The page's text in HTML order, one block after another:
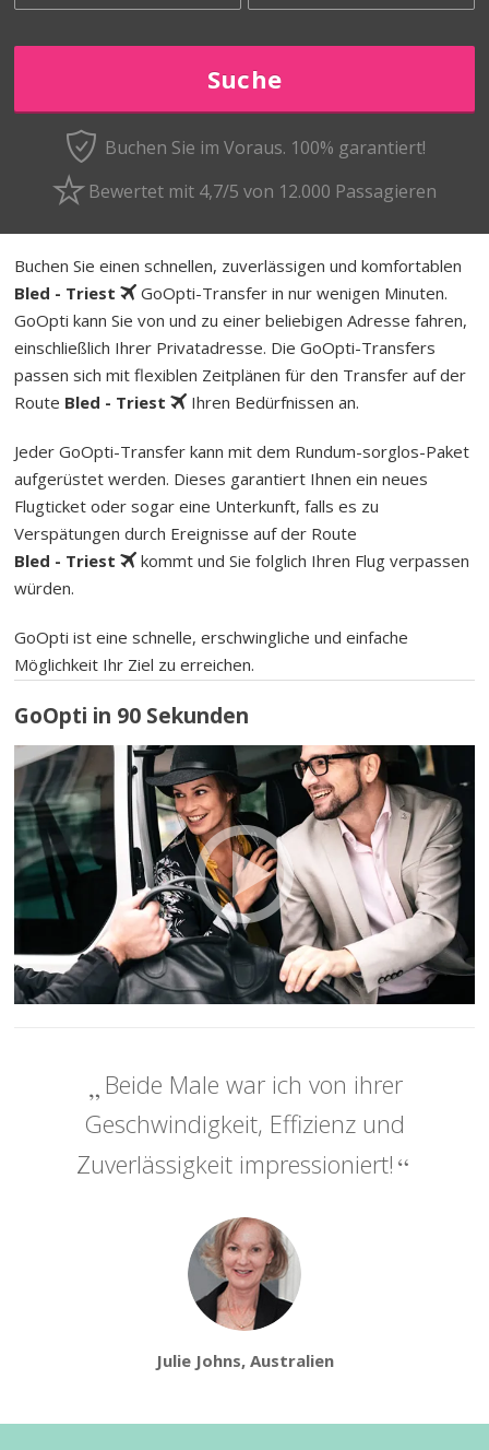
Buchen Sie im Voraus. 100% garantiert!
Bewertet mit 4,7/5 von 12.000 Passagieren
Buchen Sie einen schnellen, zuverlässigen und komfortablen
Bled - Triest
GoOpti-Transfer in nur wenigen Minuten.
GoOpti kann Sie von und zu einer beliebigen Adresse fahren,
einschließlich Ihrer Privatadresse. Die GoOpti-Transfers
passen sich mit flexiblen Zeitplänen für den Transfer auf der
Route Bled - Triest Ihren Bedürfnissen an.
Jeder GoOpti-Transfer kann mit dem Rund­um-sorg­los-Pa­ket
aufgerüstet werden. Dieses garantiert Ihnen ein neues
Flugticket oder sogar eine Unterkunft, falls es zu
Verspätungen durch Ereignisse auf der Route
Bled - Triest
kommt und Sie folglich Ihren Flug verpassen
würden.
GoOpti ist eine schnelle, erschwingliche und einfache
Möglichkeit Ihr Ziel zu erreichen.
GoOpti in 90 Sekunden
Beide Male war ich von ihrer
Geschwindigkeit, Effizienz und
Zuverlässigkeit impressioniert!
Julie Johns, Australien